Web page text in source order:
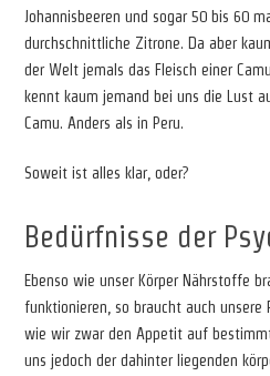
Johannisbeeren und sogar 50 bis 60
durchschnittliche Zitrone. Da aber
der Welt jemals das Fleisch einer
kennt kaum jemand bei uns die Lust
Camu. Anders als in Peru.
Soweit ist alles klar, oder?
Bedürfnisse der
Ebenso wie unser Körper Nährstoffe
funktionieren, so braucht auch unsere
wie wir zwar den Appetit auf
uns jedoch der dahinter liegenden